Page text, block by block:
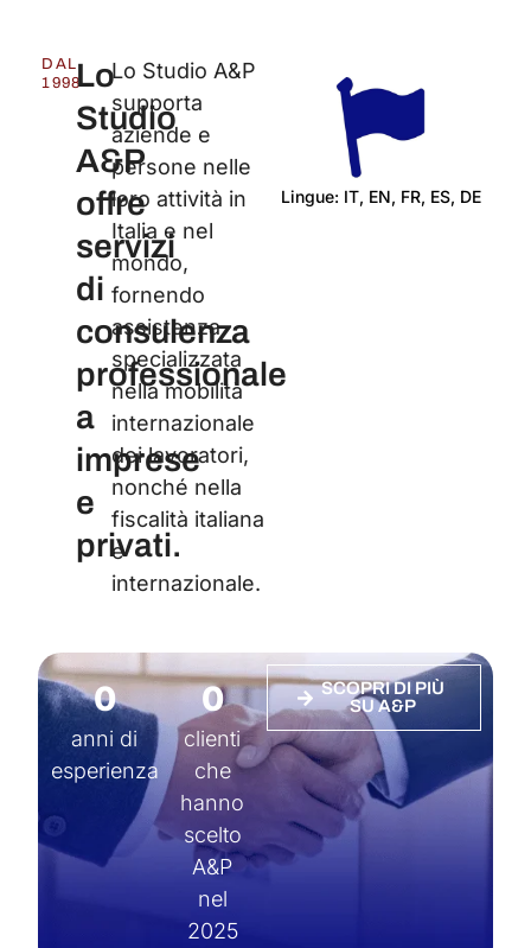
DAL
1998Lo
Studio
A&P
offre
servizi
di
consulenza
professionale
a
imprese
e
privati.
Lo Studio A&P
supporta
aziende e
persone nelle
loro attività in
Italia e nel
mondo,
fornendo
assistenza
specializzata
nella mobilità
internazionale
dei lavoratori,
nonché nella
fiscalità italiana
e
internazionale.
Lingue: IT, EN, FR, ES, DE
anni di
esperienza
0
clienti
che
hanno
scelto
A&P
nel
2025
0
SCOPRI DI PIÙ
SU A&P